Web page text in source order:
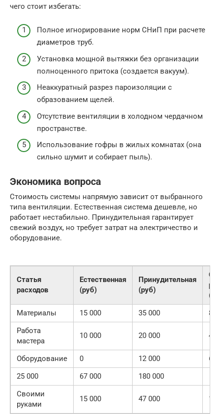
чего стоит избегать:
Полное игнорирование норм СНиП при расчете
диаметров труб.
Установка мощной вытяжки без организации
полноценного притока (создается вакуум).
Неаккуратный разрез пароизоляции с
образованием щелей.
Отсутствие вентиляции в холодном чердачном
пространстве.
Использование гофры в жилых комнатах (она
сильно шумит и собирает пыль).
Экономика вопроса
Стоимость системы напрямую зависит от выбранного
типа вентиляции. Естественная система дешевле, но
работает нестабильно. Принудительная гарантирует
свежий воздух, но требует затрат на электричество и
оборудование.
Статья
расходов
Естественная
(руб)
Принудительная
(руб)
С
Материалы
15 000 35 000
80
Работа
мастера
10 000 20 000 40
Оборудование 0 12 000
60
25 000
67 000
180 000
Своими
руками
15 000 47 000